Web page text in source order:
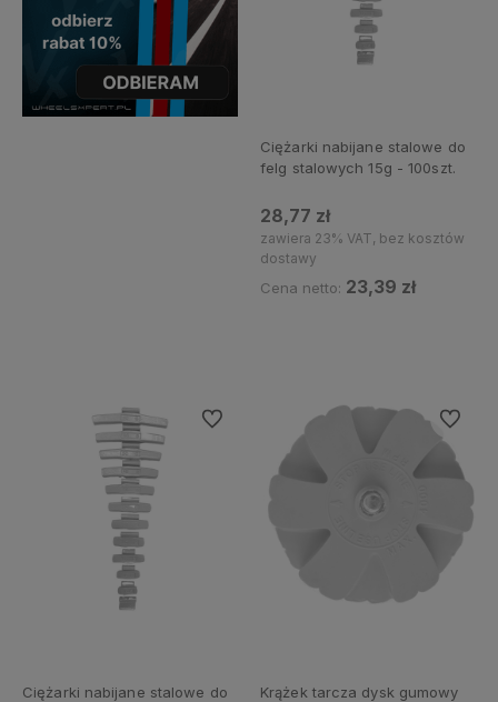
Ciężarki nabijane stalowe do
felg stalowych 15g - 100szt.
28,77 zł
zawiera 23% VAT, bez kosztów
dostawy
Cena netto: 23,39 zł
Ciężarki nabijane stalowe do
Do ulubionych
Krążek tarcza dysk gumowy
Do